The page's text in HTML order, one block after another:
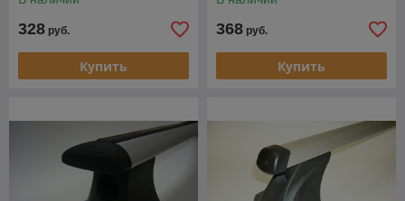
328 руб.
Купить
368 руб.
Купить